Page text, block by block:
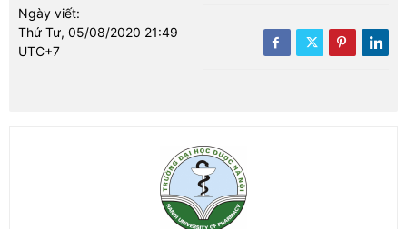
Ngày viết:
Thứ Tư, 05/08/2020 21:49
UTC+7